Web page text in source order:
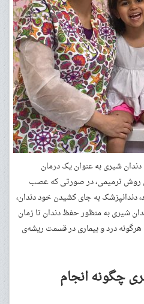
شیری به عنوان یک درمان
روش ترمیمی، در صورتی که عصب
دندانپزشک به جای کشیدن خود دندان،
شیری به منظور حفظ دندان تا زمان
درد و بیماری در قسمت ریشه‌ی
چگونه انجام